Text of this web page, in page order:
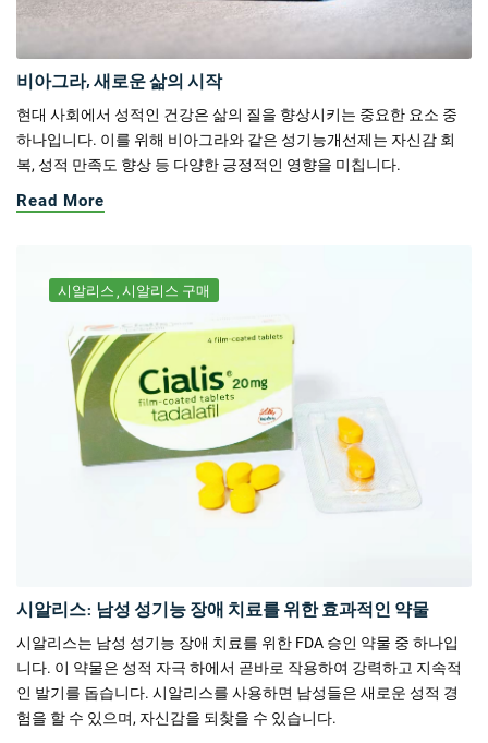
비아그라, 새로운 삶의 시작
현대 사회에서 성적인 건강은 삶의 질을 향상시키는 중요한 요소 중
하나입니다. 이를 위해 비아그라와 같은 성기능개선제는 자신감 회
복, 성적 만족도 향상 등 다양한 긍정적인 영향을 미칩니다.
Read More
시알리스 시알리스 구매
시알리스: 남성 성기능 장애 치료를 위한 효과적인 약물
시알리스는 남성 성기능 장애 치료를 위한 FDA 승인 약물 중 하나입
니다. 이 약물은 성적 자극 하에서 곧바로 작용하여 강력하고 지속적
인 발기를 돕습니다. 시알리스를 사용하면 남성들은 새로운 성적 경
험을 할 수 있으며, 자신감을 되찾을 수 있습니다.